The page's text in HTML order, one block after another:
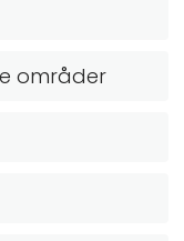
områder